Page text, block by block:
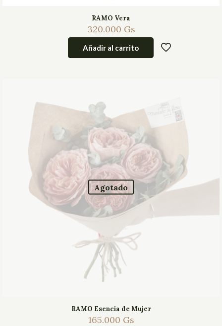
RAMO Vera
320.000 Gs
Añadir al carrito
Agotado
RAMO Esencia de Mujer
165.000 Gs